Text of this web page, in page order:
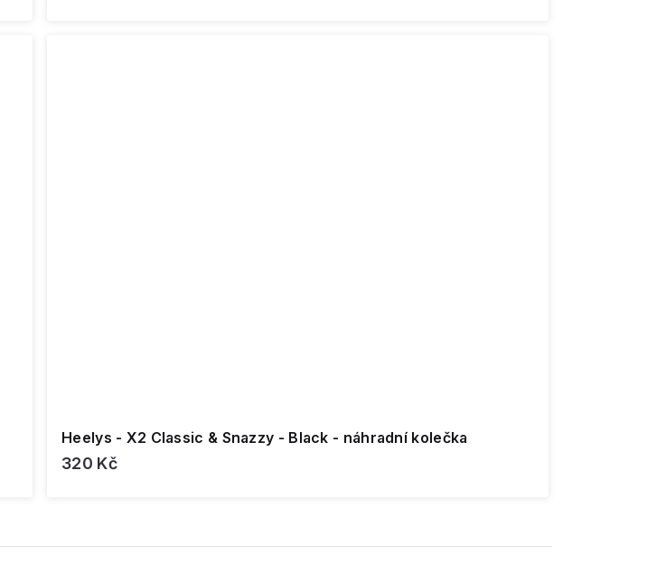
Heelys - X2 Classic & Snazzy - Black - náhradní kolečka
320 Kč